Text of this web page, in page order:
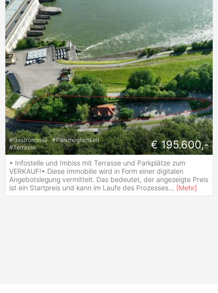
#Gastronomie #Parkmöglichkeit
#Terrasse € 195.600,-
• Infostelle und Imbiss mit Terrasse und Parkplätze zum
VERKAUF!• Diese Immobilie wird in Form einer digitalen
Angebotslegung vermittelt. Das bedeutet, der angezeigte Preis
ist ein Startpreis und kann im Laufe des Prozesses... [Mehr]